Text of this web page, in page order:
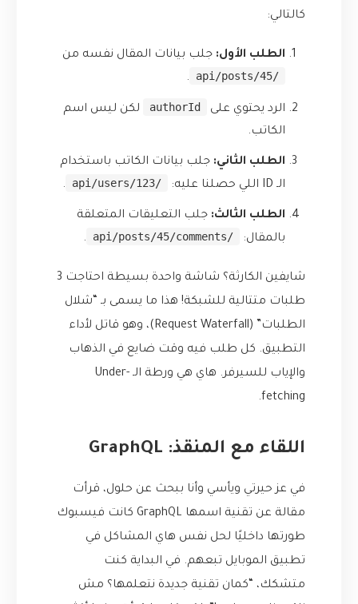
كالتالي:
الطلب الأول: جلب بيانات المقال نفسه من
/api/posts/45
.
الرد يحتوي على authorId
لكن ليس اسم
الكاتب.
الطلب الثاني: جلب بيانات الكاتب باستخدام
الـ ID اللي حصلنا عليه:
/api/users/123
.
الطلب الثالث: جلب التعليقات المتعلقة
بالمقال:
/api/posts/45/comments
.
شايفين الكارثة؟ شاشة واحدة بسيطة احتاجت 3
طلبات متتالية للشبكة! هذا ما يسمى بـ “شلال
الطلبات” (Request Waterfall)، وهو قاتل لأداء
التطبيق. كل طلب فيه وقت ضايع في الذهاب
والإياب للسيرفر. هاي هي ورطة الـ Under-
fetching.
اللقاء مع المنقذ: GraphQL
في عز حيرتي ويأسي وأنا ببحث عن حلول، قرأت
مقالة عن تقنية اسمها GraphQL كانت فيسبوك
طورتها داخليًا لحل نفس هاي المشاكل في
تطبيق الموبايل تبعهم. في البداية كنت
متشكك، “كمان تقنية جديدة نتعلمها؟ مش